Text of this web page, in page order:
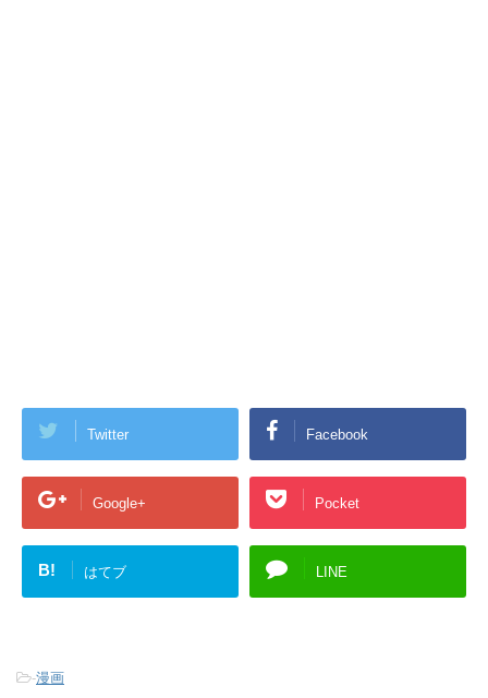
Twitter Facebook
Google+ Pocket
B! はてブ LINE
-漫画